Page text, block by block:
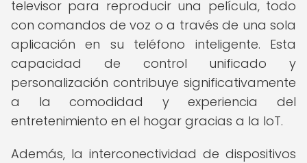
televisor para reproducir una película, todo
con comandos de voz o a través de una sola
aplicación en su teléfono inteligente. Esta
capacidad de control unificado y
personalización contribuye significativamente
a la comodidad y experiencia del
entretenimiento en el hogar gracias a la IoT.
Además, la interconectividad de dispositivos